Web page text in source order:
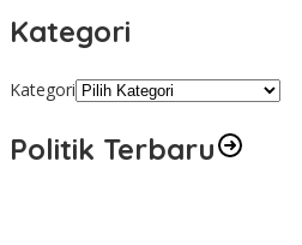
Kategori
Kategori
Politik Terbaru